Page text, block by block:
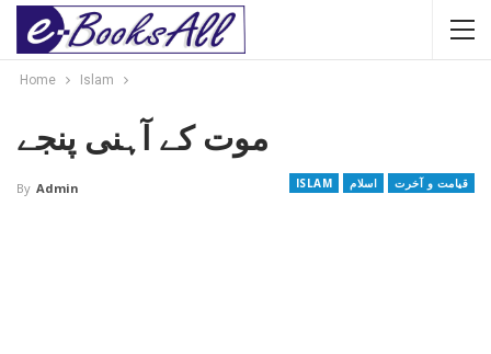
Home Islam
موت کے آہنی پنجے
ISLAM اسلام قیامت و آخرت By Admin